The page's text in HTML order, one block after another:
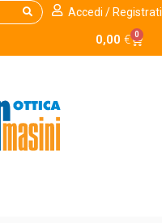
Accedi / Registrati
0,00 € 0